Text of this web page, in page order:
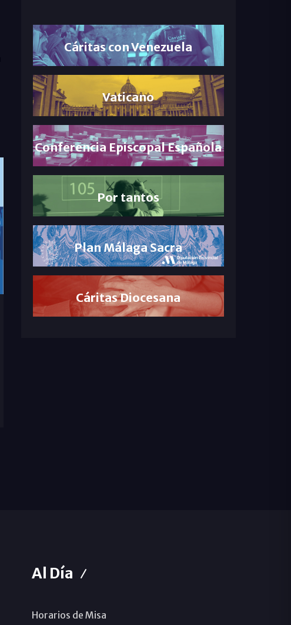
Cáritas con Venezuela
Vaticano
Conferencia Episcopal Española
Por tantos
Plan Málaga Sacra
Cáritas Diocesana
Al Día
Horarios de Misa